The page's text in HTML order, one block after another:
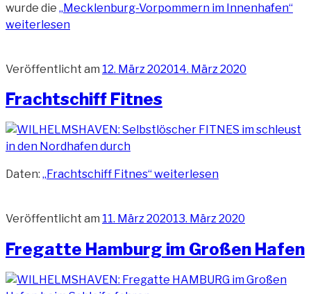
wurde die „Mecklenburg-Vorpommern im Innenhafen“
weiterlesen
Veröffentlicht am 12. März 202014. März 2020
Frachtschiff Fitnes
Daten: „Frachtschiff Fitnes“weiterlesen
Veröffentlicht am 11. März 202013. März 2020
Fregatte Hamburg im Großen Hafen